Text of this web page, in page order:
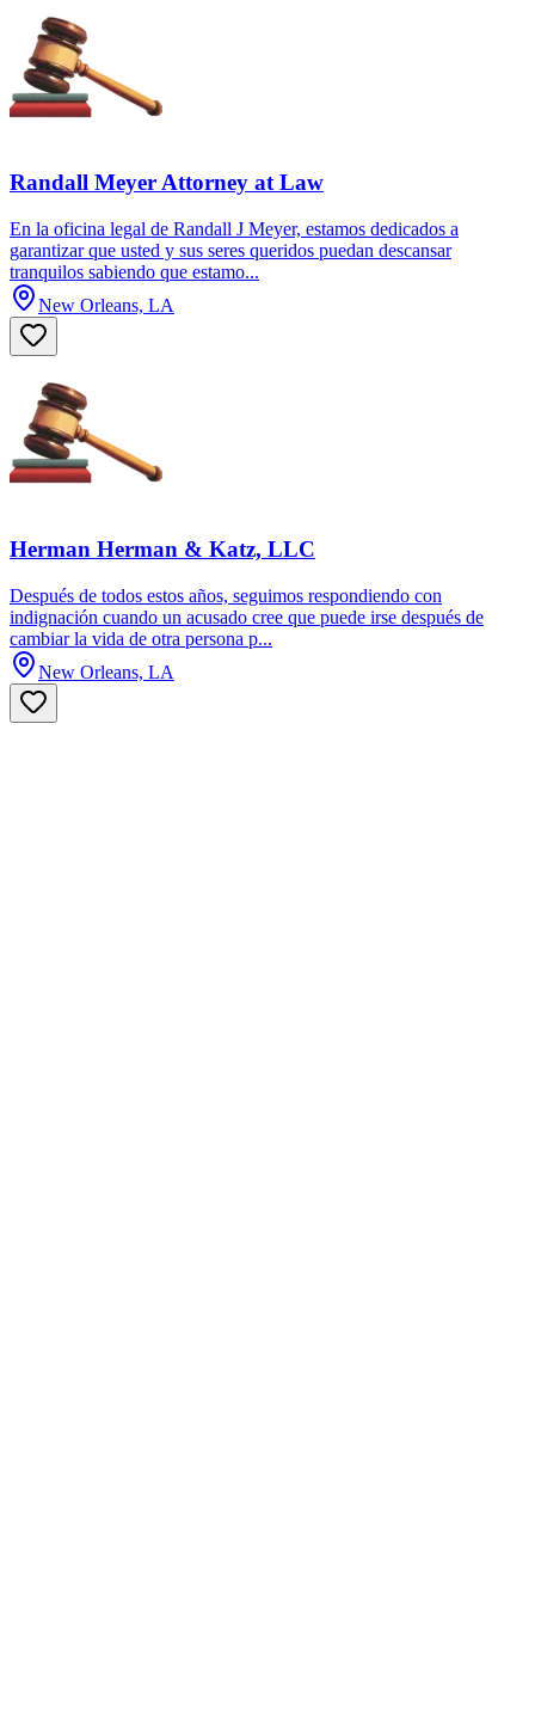
Randall Meyer Attorney at Law
En la oficina legal de Randall J Meyer, estamos dedicados a
garantizar que usted y sus seres queridos puedan descansar
tranquilos sabiendo que estamo...
New Orleans, LA
Herman Herman & Katz, LLC
Después de todos estos años, seguimos respondiendo con
indignación cuando un acusado cree que puede irse después de
cambiar la vida de otra persona p...
New Orleans, LA